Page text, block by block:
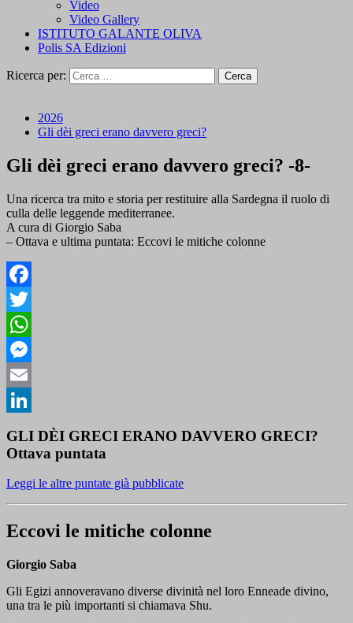
Video
Video Gallery
ISTITUTO GALANTE OLIVA
Polis SA Edizioni
Ricerca per:
2026
Gli dèi greci erano davvero greci?
Gli dèi greci erano davvero greci? -8-
Una ricerca tra mito e storia per restituire alla Sardegna il ruolo di
culla delle leggende mediterranee.
A cura di Giorgio Saba
– Ottava e ultima puntata: Eccovi le mitiche colonne
Facebook
Twitter
WhatsApp
Messenger
Email
GLI DÈI GRECI ERANO DAVVERO GRECI?
Ottava puntata
Leggi le altre puntate già pubblicate
Eccovi le mitiche colonne
Giorgio Saba
Gli Egizi annoveravano diverse divinità nel loro Enneade divino,
una tra le più importanti si chiamava Shu.